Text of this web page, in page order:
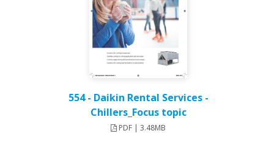
554 - Daikin Rental Services -
Chillers_Focus topic
PDF | 3.48MB